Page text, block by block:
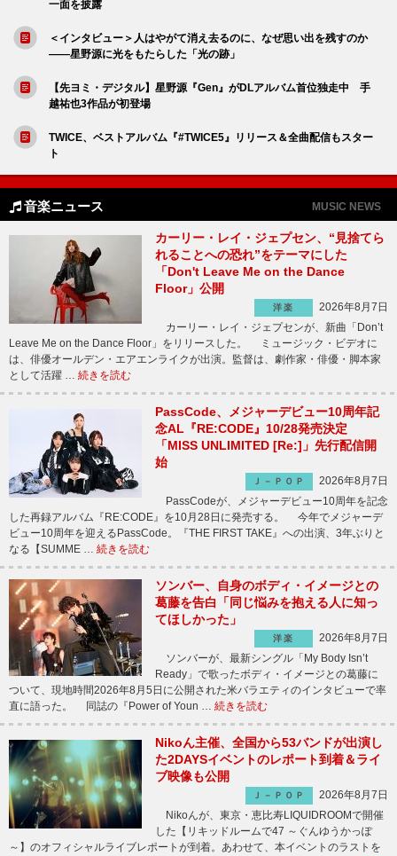
一面を披露
＜インタビュー＞人はやがて消え去るのに、なぜ思い出を残すのか
――星野源に光をもたらした「光の跡」
【先ヨミ・デジタル】星野源『Gen』がDLアルバム首位独走中 手
越祐也3作品が初登場
TWICE、ベストアルバム『#TWICE5』リリース＆全曲配信もスター
ト
音楽ニュース MUSIC NEWS
カーリー・レイ・ジェプセン、“見捨てら
れることへの恐れ”をテーマにした
「Don't Leave Me on the Dance
Floor」公開
洋楽
2026年8月7日
カーリー・レイ・ジェプセンが、新曲「Don’t
Leave Me on the Dance Floor」をリリースした。 ミュージック・ビデオに
は、俳優オールデン・エアエンライクが出演。監督は、劇作家・俳優・脚本家
として活躍 … 続きを読む
PassCode、メジャーデビュー10周年記
念AL『RE:CODE』10/28発売決定
「MISS UNLIMITED [Re:]」先行配信開
始
Ｊ－ＰＯＰ
2026年8月7日
PassCodeが、メジャーデビュー10周年を記念
した再録アルバム『RE:CODE』を10月28日に発売する。 今年でメジャーデ
ビュー10周年を迎えるPassCode。『THE FIRST TAKE』への出演、3年ぶりと
なる【SUMME … 続きを読む
ソンバー、自身のボディ・イメージとの
葛藤を告白「同じ悩みを抱える人に知っ
てほしかった」
洋楽
2026年8月7日
ソンバーが、最新シングル「My Body Isn’t
Ready」で歌ったボディ・イメージとの葛藤に
ついて、現地時間2026年8月5日に公開された米バラエティのインタビューで率
直に語った。 同誌の『Power of Youn … 続きを読む
Nikoん主催、全国から53バンドが出演し
た2DAYSイベントのレポート到着＆ライ
ブ映像も公開
Ｊ－ＰＯＰ
2026年8月7日
Nikoんが、東京・恵比寿LIQUIDROOMで開催
した【リキッドルームで47 ～ぐんゆうかっぽ
～】のオフィシャルライブレポートが到着。あわせて、本イベントのラストを